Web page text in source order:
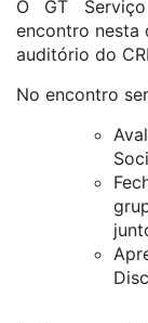
O GT
encontro nesta
auditório do
No encontro